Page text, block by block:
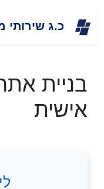
כ.ג שירותי
בניית
אישית